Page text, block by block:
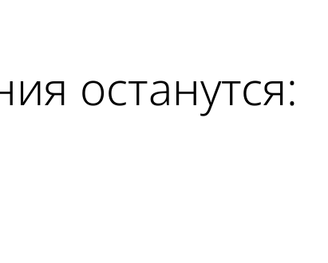
останутся: